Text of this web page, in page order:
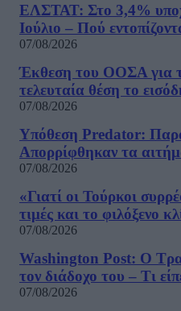
ΕΛΣΤΑΤ: Στο 3,4%
Ιούλιο – Πού
07/08/2026
Έκθεση του ΟΟΣΑ για
τελευταία θέση το
07/08/2026
Υπόθεση Predator:
Απορρίφθηκαν τα
07/08/2026
«Γιατί οι Τούρκοι
τιμές και το φιλόξενο
07/08/2026
Washington Post: Ο
τον διάδοχο του – Τι
07/08/2026